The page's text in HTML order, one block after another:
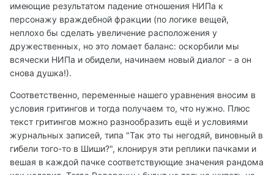
имеющие результатом падение отношения НИПа к
персонажу враждебной фракции (по логике вещей,
неплохо бы сделать увеличение расположения у
дружественных, но это ломает баланс: оскорбили мы
всячески НИПа и обидели, начинаем новый диалог - а он
снова душка!).
Соответственно, переменные нашего уравнения вносим в
условия гритингов и тогда получаем то, что нужно. Плюс
текст гритингов можно разнообразить ещё и условиями
журнальных записей, типа "Так это ты негодяй, виновный в
гибели того-то в Шиши?", клонируя эти реплики пачками и
вешая в каждой пачке соответствующие значения рандома